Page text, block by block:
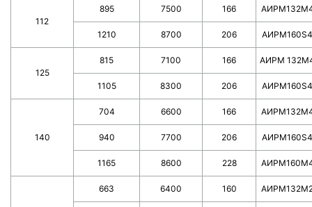
112
895 7500 166
1210 8700 206
125
815 7100 166 АИРМ
1105 8300 206
140
704 6600 166
940 7700 206
1165 8600 228
663 6400 160